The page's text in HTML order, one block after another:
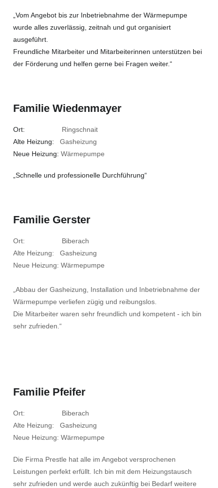
„Vom Angebot bis zur Inbetriebnahme der Wärmepumpe
wurde alles zuverlässig, zeitnah und gut organisiert
ausgeführt.
Freundliche Mitarbeiter und Mitarbeiterinnen unterstützen bei
der Förderung und helfen gerne bei Fragen weiter.“
Familie Wiedenmayer
Ort: Ringschnait
Alte Heizung: Gasheizung
Neue Heizung: Wärmepumpe
„Schnelle und professionelle Durchführung“
Familie Gerster
Ort: Biberach
Alte Heizung: Gasheizung
Neue Heizung: Wärmepumpe
„Abbau der Gasheizung, Installation und Inbetriebnahme der
Wärmepumpe verliefen zügig und reibungslos.
Die Mitarbeiter waren sehr freundlich und kompetent - ich bin
sehr zufrieden.“
Familie Pfeifer
Ort: Biberach
Alte Heizung: Gasheizung
Neue Heizung: Wärmepumpe
Die Firma Prestle hat alle im Angebot versprochenen
Leistungen perfekt erfüllt. Ich bin mit dem Heizungstausch
sehr zufrieden und werde auch zukünftig bei Bedarf weitere